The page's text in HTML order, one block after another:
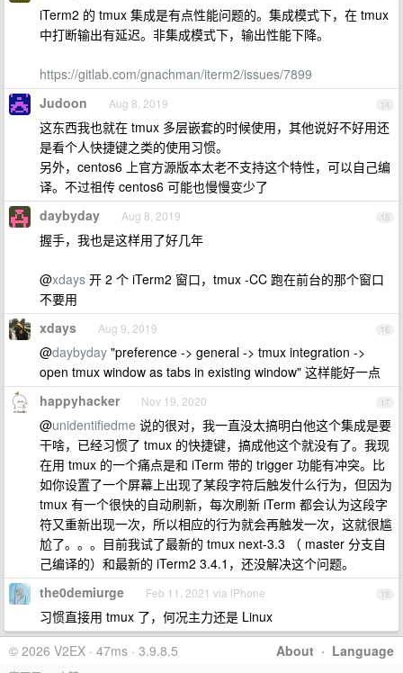
iTerm2 的 tmux 集成是有点性能问题的。集成模式下，在 tmux
中打断输出有延迟。非集成模式下，输出性能下降。
https://gitlab.com/gnachman/iterm2/issues/7899
14
Judoon Aug 8, 2019
这东西我也就在 tmux 多层嵌套的时候使用，其他说好不好用还
是看个人快捷键之类的使用习惯。
另外，centos6 上官方源版本太老不支持这个特性，可以自己编
译。不过祖传 centos6 可能也慢慢变少了
15
daybyday Aug 8, 2019
握手，我也是这样用了好几年
@xdays 开 2 个 iTerm2 窗口，tmux -CC 跑在前台的那个窗口
不要用
16
xdays Aug 9, 2019
@daybyday "preference -> general -> tmux integration ->
open tmux window as tabs in existing window" 这样能好一点
17
happyhacker Nov 19, 2020
@unidentifiedme 说的很对，我一直没太搞明白他这个集成是要
干啥，已经习惯了 tmux 的快捷键，搞成他这个就没有了。我现
在用 tmux 的一个痛点是和 iTerm 带的 trigger 功能有冲突。比
如你设置了一个屏幕上出现了某段字符后触发什么行为，但因为
tmux 有一个很快的自动刷新，每次刷新 iTerm 都会认为这段字
符又重新出现一次，所以相应的行为就会再触发一次，这就很尴
尬了。。。目前我试了最新的 tmux next-3.3 （ master 分支自
己编译的）和最新的 iTerm2 3.4.1，还没解决这个问题。
18
the0demiurge Feb 11, 2021 via iPhone
习惯直接用 tmux 了，何况主力还是 Linux
About · Language
© 2026 V2EX · 47ms · 3.9.8.5